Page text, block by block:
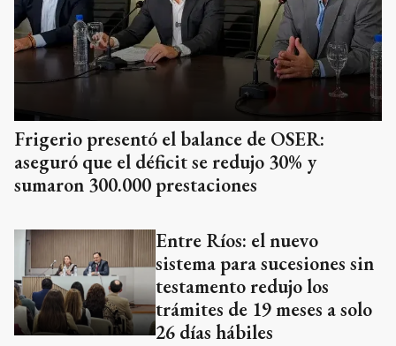
Frigerio presentó el balance de OSER:
aseguró que el déficit se redujo 30% y
sumaron 300.000 prestaciones
Entre Ríos: el nuevo
sistema para sucesiones sin
testamento redujo los
trámites de 19 meses a solo
26 días hábiles